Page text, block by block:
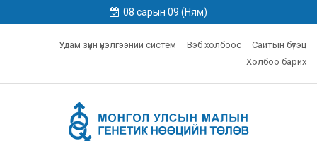
08 сарын 09 (Ням)
Удам зүйн үнэлгээний систем Вэб холбоос
Сайтын бүтэц
Холбоо барих